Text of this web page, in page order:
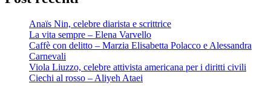
Anaïs Nin, celebre diarista e scrittrice
La vita sempre – Elena Varvello
Caffè con delitto – Marzia Elisabetta Polacco e Alessandra
Carnevali
Viola Liuzzo, celebre attivista americana per i diritti civili
Ciechi al rosso – Aliyeh Ataei